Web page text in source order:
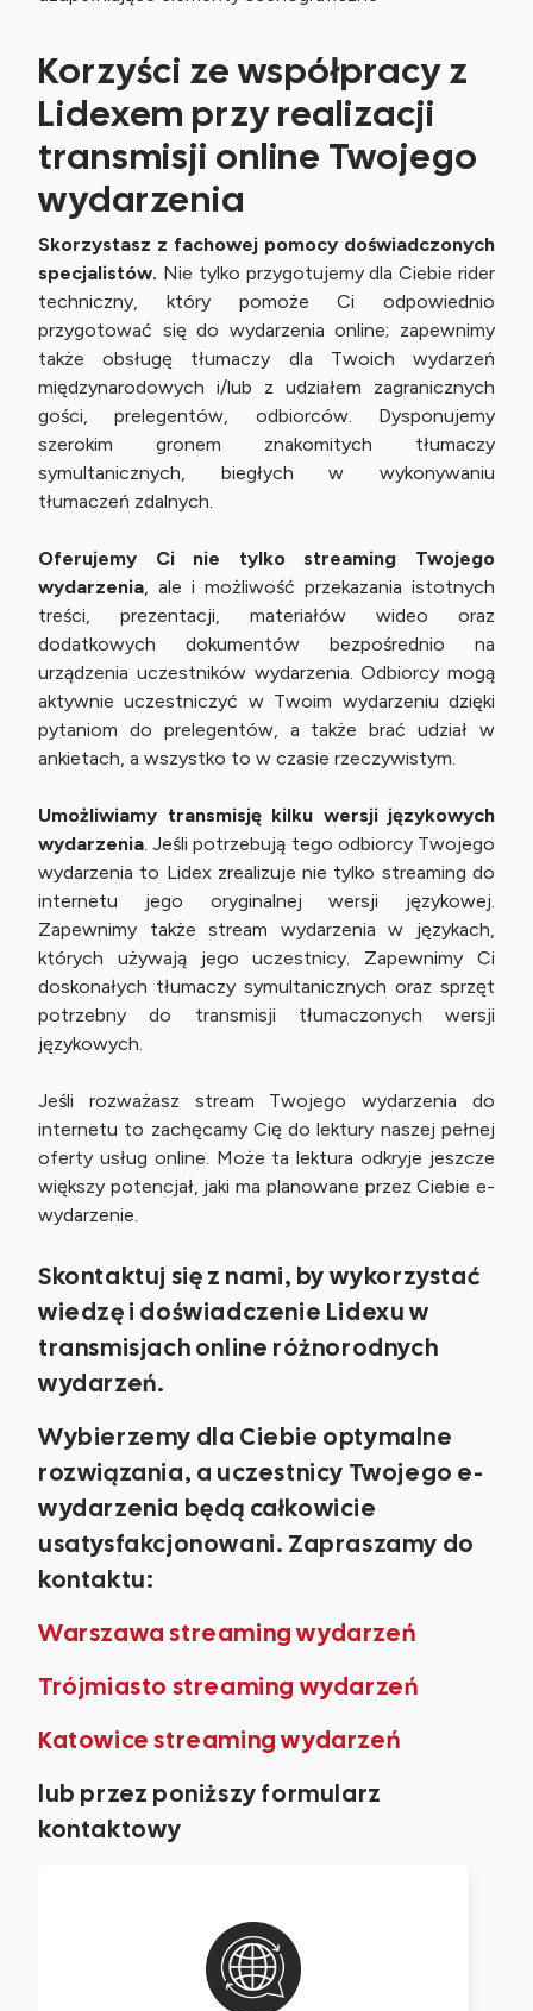
Korzyści ze współpracy z
Lidexem przy realizacji
transmisji online Twojego
wydarzenia
Skorzystasz z fachowej pomocy doświadczonych
specjalistów. Nie tylko przygotujemy dla Ciebie rider
techniczny, który pomoże Ci odpowiednio
przygotować się do wydarzenia online; zapewnimy
także obsługę tłumaczy dla Twoich wydarzeń
międzynarodowych i/lub z udziałem zagranicznych
gości, prelegentów, odbiorców. Dysponujemy
szerokim gronem znakomitych tłumaczy
symultanicznych, biegłych w wykonywaniu
tłumaczeń zdalnych.
Oferujemy Ci nie tylko streaming Twojego
wydarzenia, ale i możliwość przekazania istotnych
treści, prezentacji, materiałów wideo oraz
dodatkowych dokumentów bezpośrednio na
urządzenia uczestników wydarzenia. Odbiorcy mogą
aktywnie uczestniczyć w Twoim wydarzeniu dzięki
pytaniom do prelegentów, a także brać udział w
ankietach, a wszystko to w czasie rzeczywistym.
Umożliwiamy transmisję kilku wersji językowych
wydarzenia. Jeśli potrzebują tego odbiorcy Twojego
wydarzenia to Lidex zrealizuje nie tylko streaming do
internetu jego oryginalnej wersji językowej.
Zapewnimy także stream wydarzenia w językach,
których używają jego uczestnicy. Zapewnimy Ci
doskonałych tłumaczy symultanicznych oraz sprzęt
potrzebny do transmisji tłumaczonych wersji
językowych.
Jeśli rozważasz stream Twojego wydarzenia do
internetu to zachęcamy Cię do lektury naszej pełnej
oferty usług online. Może ta lektura odkryje jeszcze
większy potencjał, jaki ma planowane przez Ciebie e-
wydarzenie.
Skontaktuj się z nami, by wykorzystać
wiedzę i doświadczenie Lidexu w
transmisjach online różnorodnych
wydarzeń.
Wybierzemy dla Ciebie optymalne
rozwiązania, a uczestnicy Twojego e-
wydarzenia będą całkowicie
usatysfakcjonowani. Zapraszamy do
kontaktu:
Warszawa streaming wydarzeń
Trójmiasto streaming wydarzeń
Katowice streaming wydarzeń
lub przez poniższy formularz
kontaktowy